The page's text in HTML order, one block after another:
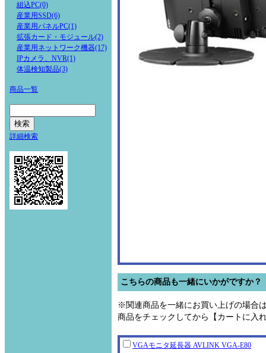
組込PC(0)
産業用SSD(6)
産業用パネルPC(1)
拡張カード・モジュール(2)
産業用ネットワーク機器(17)
IPカメラ、NVR(1)
体温検知製品(3)
商品一覧
詳細検索
こちらの商品も一緒にいかがですか？
※関連商品を一緒にお買い上げの場合
商品をチェックしてから【カートに入
VGAモニタ延長器 AVLINK VGA-E80